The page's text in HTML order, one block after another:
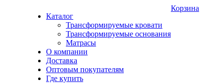
Каталог
Трансформируемые кровати
Трансформируемые основания
Матрасы
О компании
Доставка
Оптовым покупателям
Где купить
Корзина